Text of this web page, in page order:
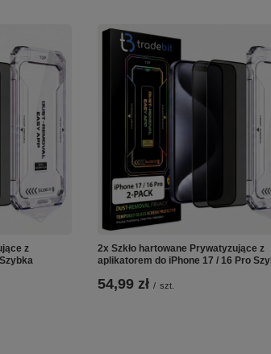
z
2x Szkło hartowane Prywatyzujące z
aplikatorem do iPhone 17 / 16 Pro
54,99 zł / szt.